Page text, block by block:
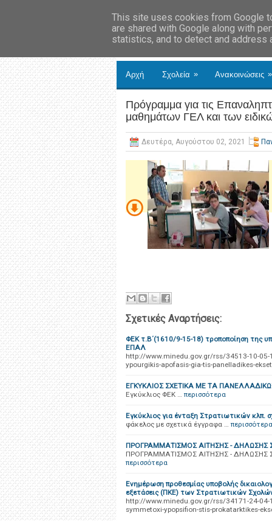
Αρχή Σχολεία » Ανακοινώσεις »
Πρόγραμμα για τις
μαθημάτων ΓΕΛ και των
Δευτέρα, Αυγούστου 02, 2021
Σχετικές Αναρτήσεις:
ΦΕΚ τ.Β΄(1610/9-15-18) τροποποίηση της
ΕΠΑΛ
http://www.minedu.gov.gr/rss/34513-10-05-
ypourgikis-apofasis-gia-tis-panelladikes-
ΕΓΚΥΚΛΙΟΣ ΣΧΕΤΙΚΑ ΜΕ ΤΑ
Εγκύκλιος ΦΕΚ … περισσότερα
Εγκύκλιος για ένταξη Στρατιωτικών
φάκελος με σχετικά έγγραφα … περισσότερα
ΠΡΟΓΡΑΜΜΑΤΙΣΜΟΣ ΑΙΤΗΣΗΣ - ΔΗΛΩΣΗΣ
ΠΡΟΓΡΑΜΜΑΤΙΣΜΟΣ ΑΙΤΗΣΗΣ - ΔΗΛΩΣΗΣ
περισσότερα
Ενημέρωση προθεσμίας υποβολής
εξετάσεις (ΠΚΕ) των Στρατιωτικών
http://www.minedu.gov.gr/rss/34171-24-
symmetoxi-ypopsifion-stis-prokatarktikes-
This site uses cookies from Google
are shared with Google along with
statistics, and to detect and address